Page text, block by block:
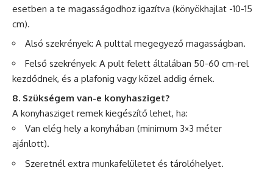
esetben a te magasságodhoz igazítva (könyökhajlat -10-15
cm).
Alsó szekrények: A pulttal megegyező magasságban.
Felső szekrények: A pult felett általában 50-60 cm-rel
kezdődnek, és a plafonig vagy közel addig érnek.
8. Szükségem van-e konyhasziget?
A konyhasziget remek kiegészítő lehet, ha:
Van elég hely a konyhában (minimum 3×3 méter
ajánlott).
Szeretnél extra munkafelületet és tárolóhelyet.